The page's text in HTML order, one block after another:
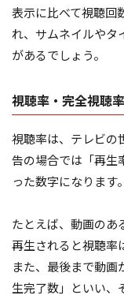
表示に比べて視聴回
れ、サムネイルやタ
があるでしょう。
視聴率・完全視聴率
視聴率は、テレビの
告の場合では「再生
った数字になります。
たとえば、動画のあ
再生されると視聴率
また、最後まで動
生完了数」といい、